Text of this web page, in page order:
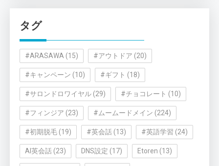
ー
タグ
#ARASAWA (15) #アウトドア (20)
#キャンペーン (10) #ギフト (18)
#サロンドロワイヤル (29) #チョコレート (10)
#フィンジア (23) #ムームードメイン (224)
#初期脱毛 (19) #英会話 (13) #英語学習 (24)
AI英会話 (23) DNS設定 (17) Etoren (13)